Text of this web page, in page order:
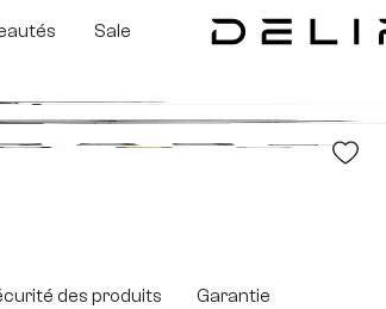
Sale
des produits
Garantie